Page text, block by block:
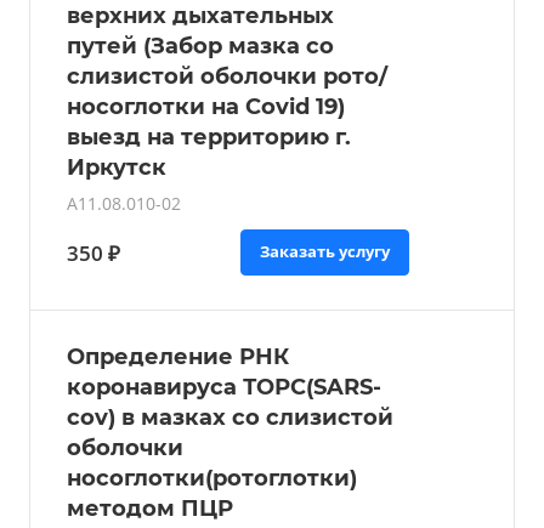
верхних дыхательных
путей (Забор мазка со
слизистой оболочки рото/
носоглотки на Covid 19)
выезд на территорию г.
Иркутск
A11.08.010-02
350 ₽ Заказать услугу
Определение РНК
коронавируса ТОРС(SARS-
cov) в мазках со слизистой
оболочки
носоглотки(ротоглотки)
методом ПЦР